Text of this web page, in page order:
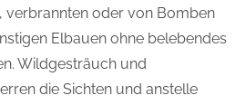
verbrannten oder von Bomben
Elbauen ohne belebendes
Wildgesträuch und
die Sichten und anstelle